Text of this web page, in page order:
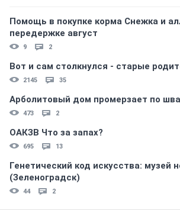
Помощь в покупке корма Снежка и
передержке август
9 2
Вот и сам столкнулся - старые
2145 35
Арболитовый дом промерзает по
473 2
ОАКЗВ Что за запах?
695 13
Генетический код искусства: музей
(Зеленоградск)
44 2